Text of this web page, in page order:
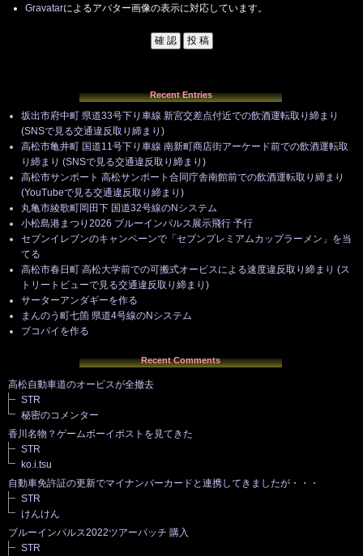
Gravatarによるアバター画像の表示に対応しています。
Recent Entries
坂出市府中町 県道33号下り車線 新宮交差点付近での飲酒運転取り締まり
(SNSで見る交通違反取り締まり)
高松市亀井町 国道11号下り車線 南新町商店街アーケード前での飲酒運転取
り締まり (SNSで見る交通違反取り締まり)
高松市サンポート 高松サンポート合同庁舎南館前での飲酒運転取り締まり
(YouTubeで見る交通違反取り締まり)
丸亀市綾歌町岡田下 国道32号線のNシステム
小松島港まつり2026 ブルーインパルス展示飛行 予行
セブンイレブンのキャンペーンで「セブンプレミアムカップラーメン」を当
てる
高松市春日町 高松大学前での可搬式オービスによる速度違反取り締まり (ス
トリートビューで見る交通違反取り締まり)
サーターアンダギーを作る
まんのう町七箇 県道4号線のNシステム
ブコパイを作る
Recent Comments
高松自動車道のオービスが全撤去
STR
秘密のコメンター
香川名物？ゲームボーイポストを見てきた
STR
ko.i.tsu
自動車免許証の更新でマイナンバーカードと連携してきましたが・・・
STR
けんけん
ブルーインパルス2022ツアーパッチ 購入
STR